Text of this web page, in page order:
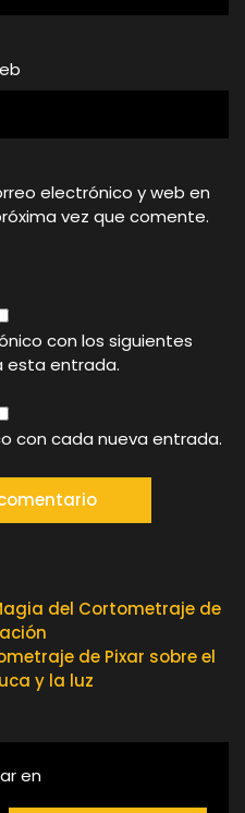
electrónico y web en
vez que comente.
con los siguientes
esta entrada.
con cada nueva entrada.
del Cortometraje de
de Pixar sobre el
y la luz
en